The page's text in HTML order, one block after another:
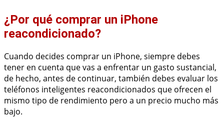
¿Por qué comprar un iPhone
reacondicionado?
Cuando decides comprar un iPhone, siempre debes
tener en cuenta que vas a enfrentar un gasto sustancial,
de hecho, antes de continuar, también debes evaluar los
teléfonos inteligentes reacondicionados que ofrecen el
mismo tipo de rendimiento pero a un precio mucho más
bajo.